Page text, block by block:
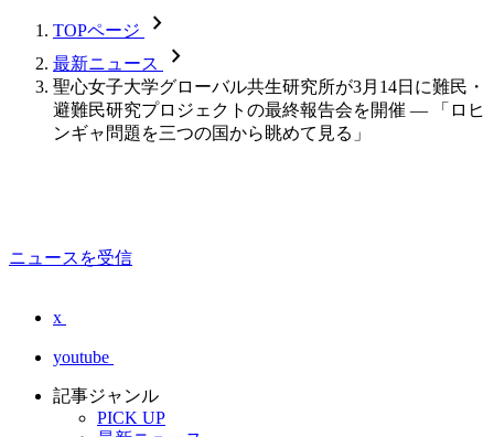
TOPページ chevron_forward
最新ニュース chevron_forward
聖心女子大学グローバル共生研究所が3月14日に難民・
避難民研究プロジェクトの最終報告会を開催 — 「ロヒ
ンギャ問題を三つの国から眺めて見る」
ニュースを受信
x
youtube
記事ジャンル
PICK UP